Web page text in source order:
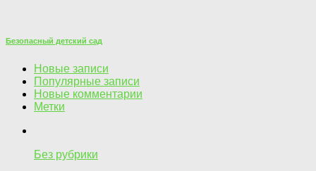
Безопасный детский сад
Новые записи
Популярные записи
Новые комментарии
Метки
Без рубрики